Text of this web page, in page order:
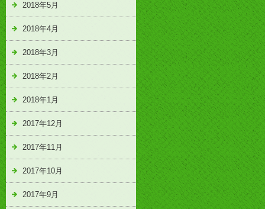
2018年5月
2018年4月
2018年3月
2018年2月
2018年1月
2017年12月
2017年11月
2017年10月
2017年9月